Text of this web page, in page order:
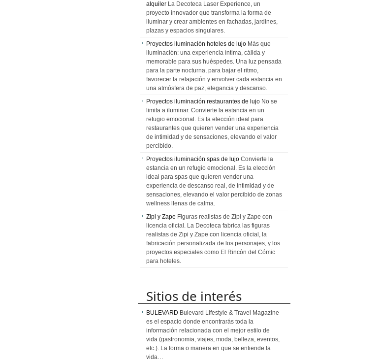
alquiler La Decoteca Laser Experience, un
proyecto innovador que transforma la forma de
iluminar y crear ambientes en fachadas, jardines,
plazas y espacios singulares.
Proyectos iluminación hoteles de lujo Más que
iluminación: una experiencia íntima, cálida y
memorable para sus huéspedes. Una luz pensada
para la parte nocturna, para bajar el ritmo,
favorecer la relajación y envolver cada estancia en
una atmósfera de paz, elegancia y descanso.
Proyectos iluminación restaurantes de lujo No se
limita a iluminar. Convierte la estancia en un
refugio emocional. Es la elección ideal para
restaurantes que quieren vender una experiencia
de intimidad y de sensaciones, elevando el valor
percibido.
Proyectos iluminación spas de lujo Convierte la
estancia en un refugio emocional. Es la elección
ideal para spas que quieren vender una
experiencia de descanso real, de intimidad y de
sensaciones, elevando el valor percibido de zonas
wellness llenas de calma.
Zipi y Zape Figuras realistas de Zipi y Zape con
licencia oficial. La Decoteca fabrica las figuras
realistas de Zipi y Zape con licencia oficial, la
fabricación personalizada de los personajes, y los
proyectos especiales como El Rincón del Cómic
para hoteles.
Sitios de interés
BULEVARD Bulevard Lifestyle & Travel Magazine
es el espacio donde encontrarás toda la
información relacionada con el mejor estilo de
vida (gastronomia, viajes, moda, belleza, eventos,
etc.). La forma o manera en que se entiende la
vida…